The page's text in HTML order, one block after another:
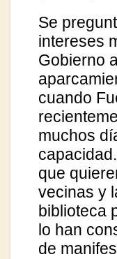
Se
intereses
Gobierno
cuando
muchos
que
vecinas y
biblioteca
lo han
de